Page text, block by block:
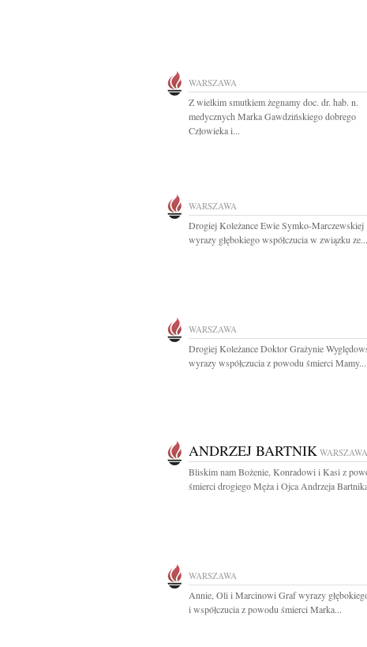
WARSZAWA
Z wielkim smutkiem żegnamy doc. dr. hab. n.
medycznych Marka Gawdzińskiego dobrego
Człowieka i...
WARSZAWA
Drogiej Koleżance Ewie Symko-Marczewskiej
wyrazy głębokiego współczucia w związku ze...
WARSZAWA
Drogiej Koleżance Doktor Grażynie
wyrazy współczucia z powodu śmierci Mamy...
ANDRZEJ BARTNIK WARSZAWA
Bliskim nam Bożenie, Konradowi i Kasi z
śmierci drogiego Męża i Ojca Andrzeja
WARSZAWA
Annie, Oli i Marcinowi Graf wyrazy
i współczucia z powodu śmierci Marka...